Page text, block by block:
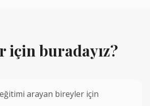
için buradayız?
arayan bireyler için